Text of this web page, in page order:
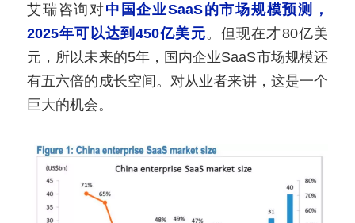
艾瑞咨询对中国企业SaaS的市场规模预测，
2025年可以达到450亿美元。但现在才80亿美
元，所以未来的5年，国内企业SaaS市场规模还
有五六倍的成长空间。对从业者来讲，这是一个
巨大的机会。